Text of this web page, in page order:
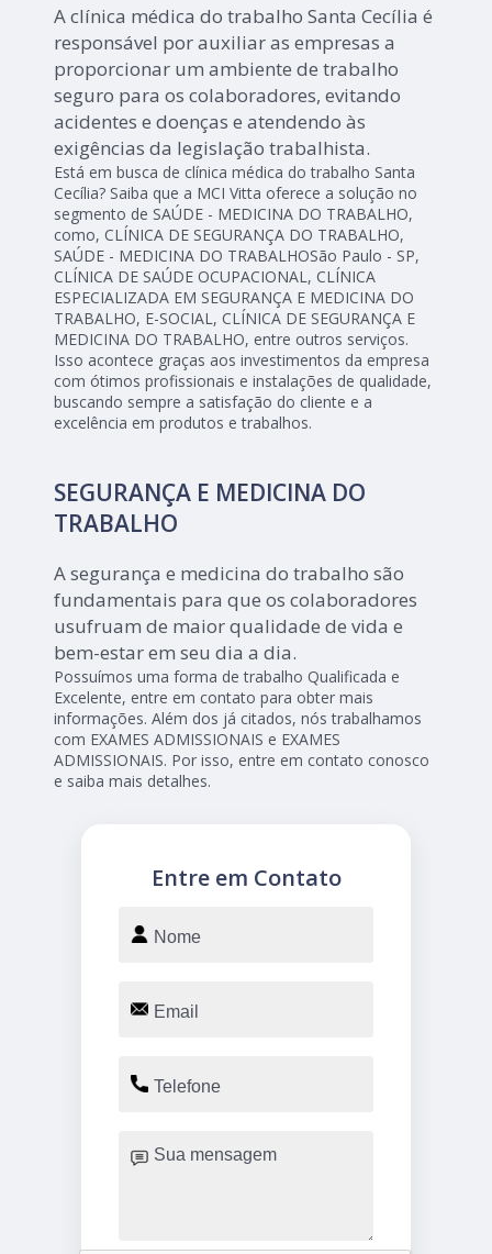
A clínica médica do trabalho Santa Cecília é
responsável por auxiliar as empresas a
proporcionar um ambiente de trabalho
seguro para os colaboradores, evitando
acidentes e doenças e atendendo às
exigências da legislação trabalhista.
Está em busca de clínica médica do trabalho Santa
Cecília? Saiba que a MCI Vitta oferece a solução no
segmento de SAÚDE - MEDICINA DO TRABALHO,
como, CLÍNICA DE SEGURANÇA DO TRABALHO,
SAÚDE - MEDICINA DO TRABALHOSão Paulo - SP,
CLÍNICA DE SAÚDE OCUPACIONAL, CLÍNICA
ESPECIALIZADA EM SEGURANÇA E MEDICINA DO
TRABALHO, E-SOCIAL, CLÍNICA DE SEGURANÇA E
MEDICINA DO TRABALHO, entre outros serviços.
Isso acontece graças aos investimentos da empresa
com ótimos profissionais e instalações de qualidade,
buscando sempre a satisfação do cliente e a
excelência em produtos e trabalhos.
SEGURANÇA E MEDICINA DO
TRABALHO
A segurança e medicina do trabalho são
fundamentais para que os colaboradores
usufruam de maior qualidade de vida e
bem-estar em seu dia a dia.
Possuímos uma forma de trabalho Qualificada e
Excelente, entre em contato para obter mais
informações. Além dos já citados, nós trabalhamos
com EXAMES ADMISSIONAIS e EXAMES
ADMISSIONAIS. Por isso, entre em contato conosco
e saiba mais detalhes.
Entre em Contato